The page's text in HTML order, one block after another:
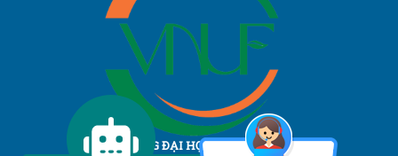
TRƯỜNG ĐẠI HỌC LÂM NGHIỆP